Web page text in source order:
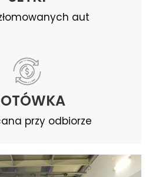
aut
przy odbiorze